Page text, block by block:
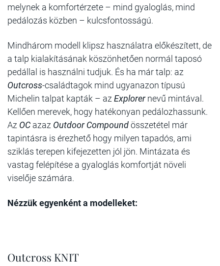
melynek a komfortérzete – mind gyaloglás, mind
pedálozás közben – kulcsfontosságú.
Mindhárom modell klipsz használatra előkészített, de
a talp kialakításának köszönhetően normál taposó
pedállal is használni tudjuk. És ha már talp: az
Outcross-családtagok mind ugyanazon típusú
Michelin talpat kapták – azExplorernevű mintával.
Kellően merevek, hogy hatékonyan pedálozhassunk.
Az OC azaz Outdoor Compoundösszetétel már
tapintásra is érezhető hogy milyen tapadós, ami
sziklás terepen kifejezetten jól jön. Mintázata és
vastag felépítése a gyaloglás komfortját növeli
viselője számára.
Nézzük egyenként a modelleket:
Outcross KNIT